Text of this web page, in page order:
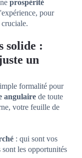
prospérité
pour
solide :
un
formalité pour
angulaire de toute
votre feuille de
: qui sont vos
les opportunités